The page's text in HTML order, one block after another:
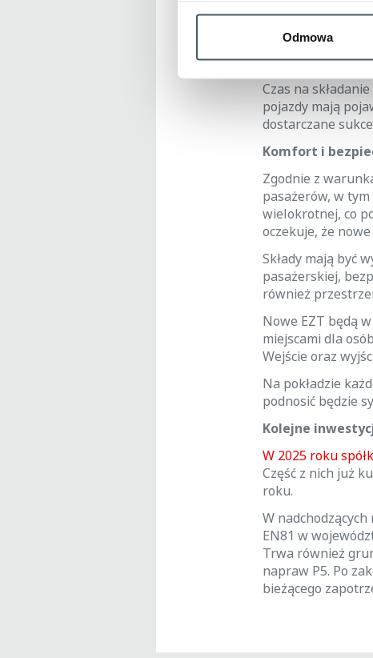
Odmowa
przydział do
przez spółkę w
Czas na
pojazdy mają
dostarczane
Komfort i
Zgodnie z
pasażerów, w tym
wielokrotnej, co
oczekuje, że
Składy mają być
pasażerskiej,
również
Nowe EZT będą
miejscami dla
Wejście oraz
Na pokładzie
podnosić będzie
Kolejne
W 2025 roku
Część z nich już
roku.
W
EN81 w
Trwa również
napraw P5. Po
bieżącego